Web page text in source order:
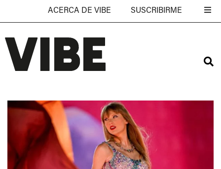
ACERCA DE VIBE SUSCRIBIRME